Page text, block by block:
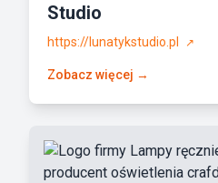
Studio
https://lunatykstudio.pl ↗
Zobacz więcej →